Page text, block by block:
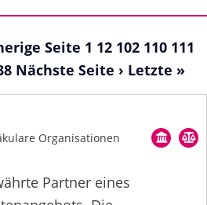
Seite 1 12 102 110 111
Nächste Seite › Letzte »
Organisationen
Partner eines